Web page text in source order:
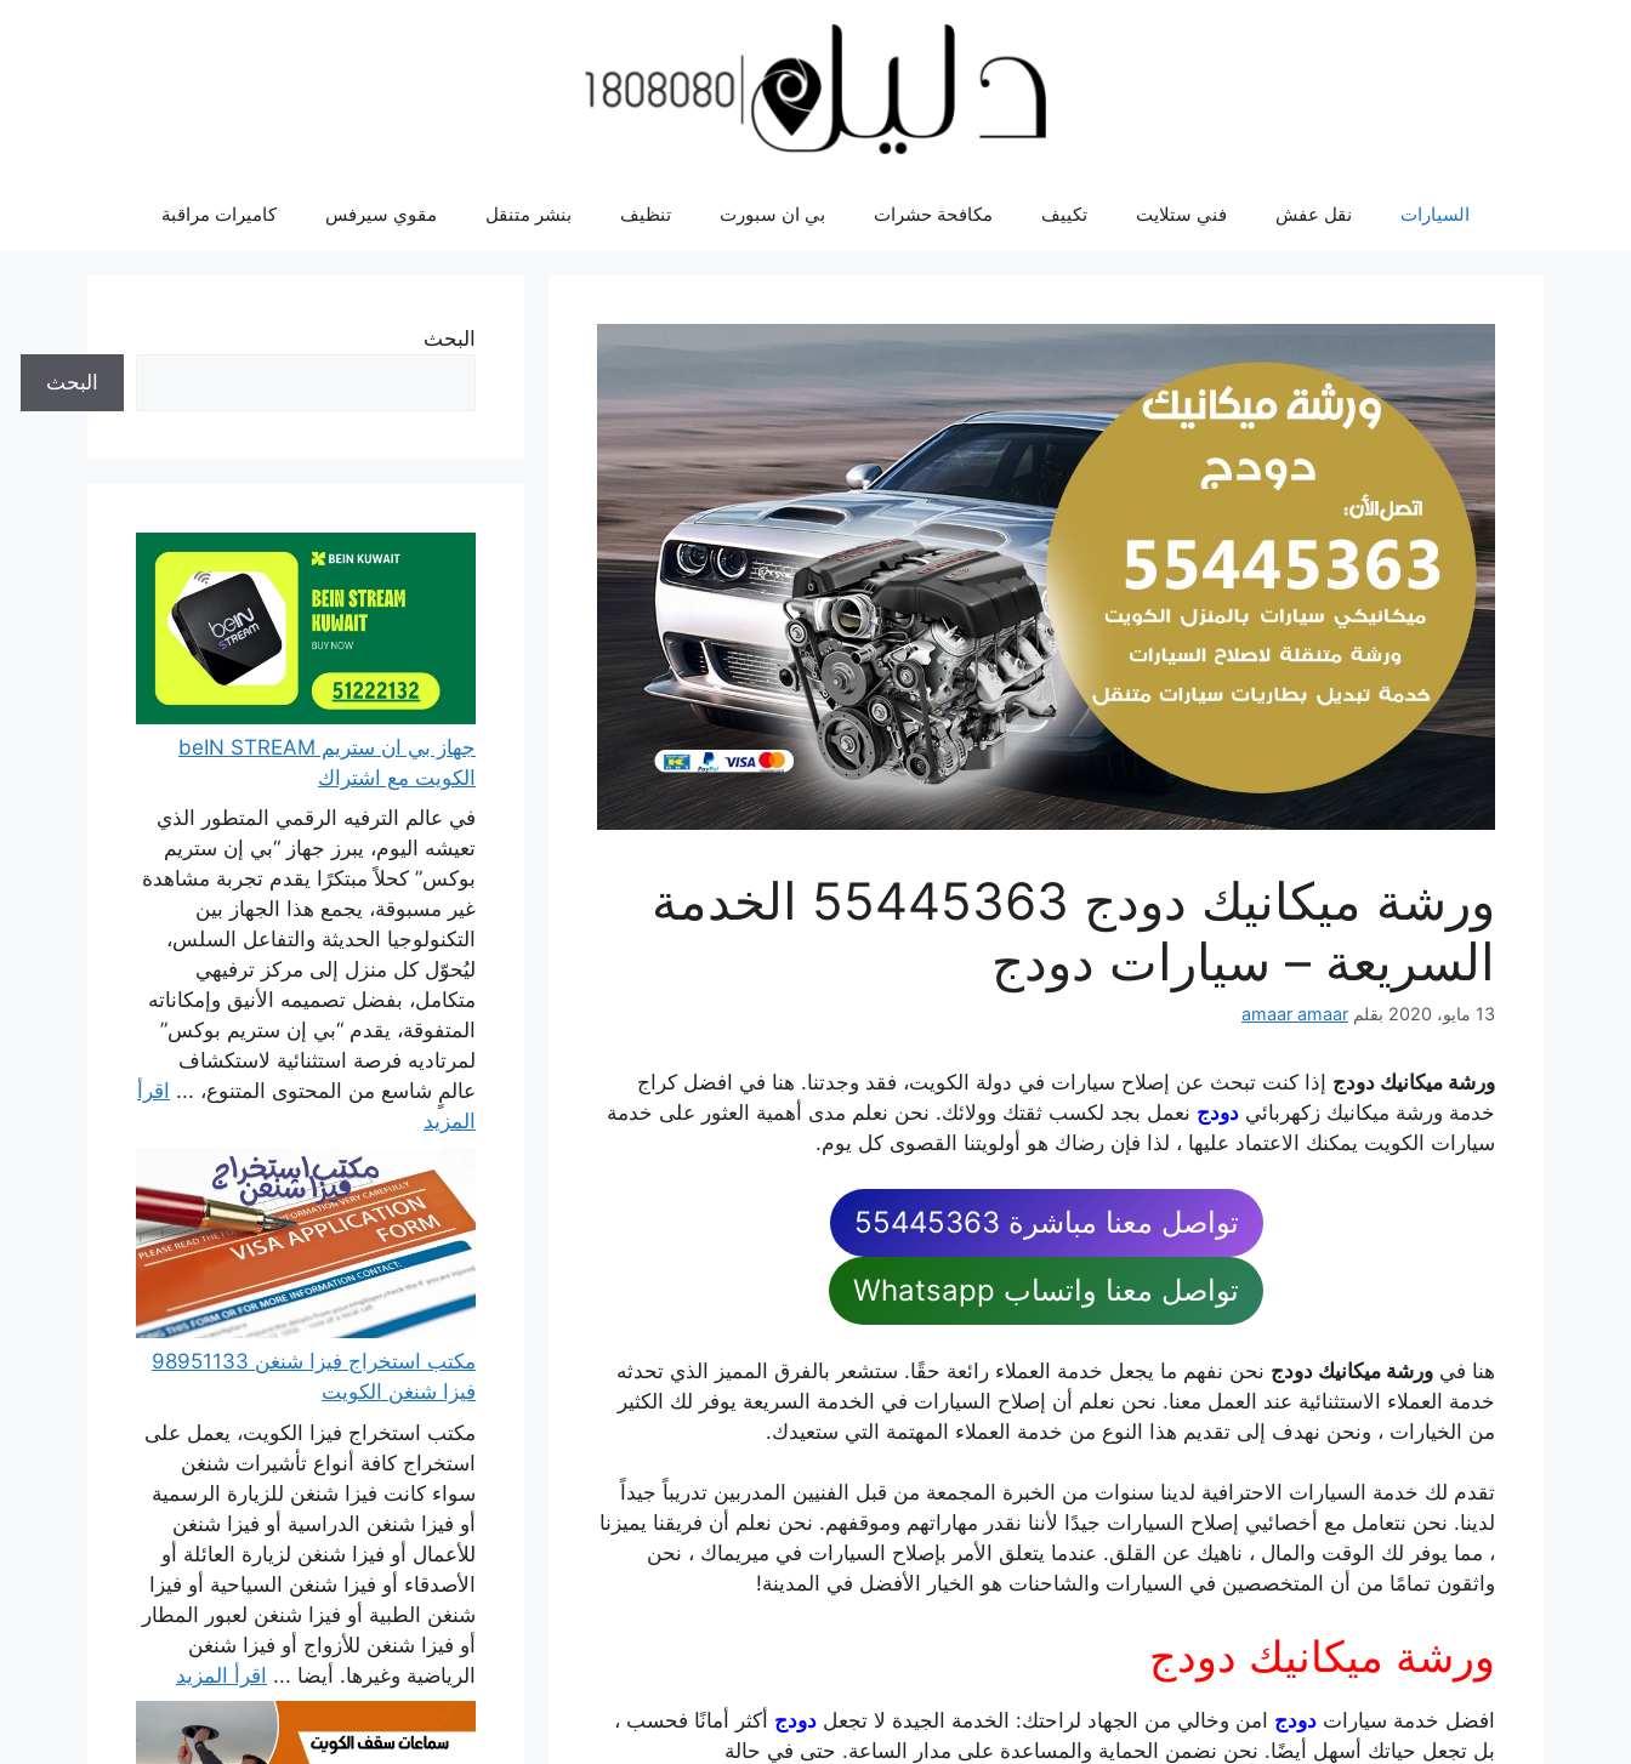
السيارات نقل عفش فني ستلايت تكييف مكافحة حشرات بي ان سبورت تنظيف بنشر متنقل مقوي سيرفس كاميرات مراقبة
ورشة ميكانيك دودج 55445363 الخدمة
السريعة – سيارات دودج
13 مايو، 2020 بقلم amaar amaar
ورشة ميكانيك دودج إذا كنت تبحث عن إصلاح سيارات في دولة الكويت، فقد وجدتنا. هنا في افضل كراج
خدمة ورشة ميكانيك زكهربائي دودج نعمل بجد لكسب ثقتك وولائك. نحن نعلم مدى أهمية العثور على خدمة
سيارات الكويت يمكنك الاعتماد عليها ، لذا فإن رضاك ​​هو أولويتنا القصوى كل يوم.
تواصل معنا مباشرة 55445363
تواصل معنا واتساب Whatsapp
هنا في ورشة ميكانيك دودج نحن نفهم ما يجعل خدمة العملاء رائعة حقًا. ستشعر بالفرق المميز الذي تحدثه
خدمة العملاء الاستثنائية عند العمل معنا. نحن نعلم أن إصلاح السيارات في الخدمة السريعة يوفر لك الكثير
من الخيارات ، ونحن نهدف إلى تقديم هذا النوع من خدمة العملاء المهتمة التي ستعيدك.
تقدم لك خدمة السيارات الاحترافية لدينا سنوات من الخبرة المجمعة من قبل الفنيين المدربين تدريباً جيداً
لدينا. نحن نتعامل مع أخصائيي إصلاح السيارات جيدًا لأننا نقدر مهاراتهم وموقفهم. نحن نعلم أن فريقنا يميزنا
، مما يوفر لك الوقت والمال ، ناهيك عن القلق. عندما يتعلق الأمر بإصلاح السيارات في ميريماك ، نحن
واثقون تمامًا من أن المتخصصين في السيارات والشاحنات هو الخيار الأفضل في المدينة!
ورشة ميكانيك دودج
افضل خدمة سيارات دودج امن وخالي من الجهاد لراحتك: الخدمة الجيدة لا تجعل دودج أكثر أمانًا فحسب ،
بل تجعل حياتك أسهل أيضًا. نحن نضمن الحماية والمساعدة على مدار الساعة. حتى في حالة
البحث
البحث
جهاز بي ان ستريم beIN STREAM
الكويت مع اشتراك
في عالم الترفيه الرقمي المتطور الذي
تعيشه اليوم، يبرز جهاز “بي إن ستريم
بوكس” كحلاً مبتكرًا يقدم تجربة مشاهدة
غير مسبوقة، يجمع هذا الجهاز بين
التكنولوجيا الحديثة والتفاعل السلس،
ليُحوّل كل منزل إلى مركز ترفيهي
متكامل، بفضل تصميمه الأنيق وإمكاناته
المتفوقة، يقدم “بي إن ستريم بوكس”
لمرتاديه فرصة استثنائية لاستكشاف
عالمٍ شاسع من المحتوى المتنوع، ... اقرأ
المزيد
مكتب استخراج فيزا شنغن 98951133
فيزا شنغن الكويت
مكتب استخراج فيزا الكويت، يعمل على
استخراج كافة أنواع تأشيرات شنغن
سواء كانت فيزا شنغن للزيارة الرسمية
أو فيزا شنغن الدراسية أو فيزا شنغن
للأعمال أو فيزا شنغن لزيارة العائلة أو
الأصدقاء أو فيزا شنغن السياحية أو فيزا
شنغن الطبية أو فيزا شنغن لعبور المطار
أو فيزا شنغن للأزواج أو فيزا شنغن
الرياضية وغيرها. أيضا ... اقرأ المزيد